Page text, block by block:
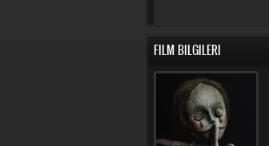
FILM BILGILERI